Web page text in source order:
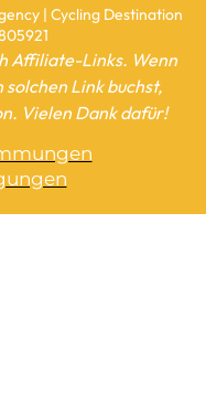
| Cycling Destination
Affiliate-Links. Wenn
Link buchst,
Vielen Dank dafür!